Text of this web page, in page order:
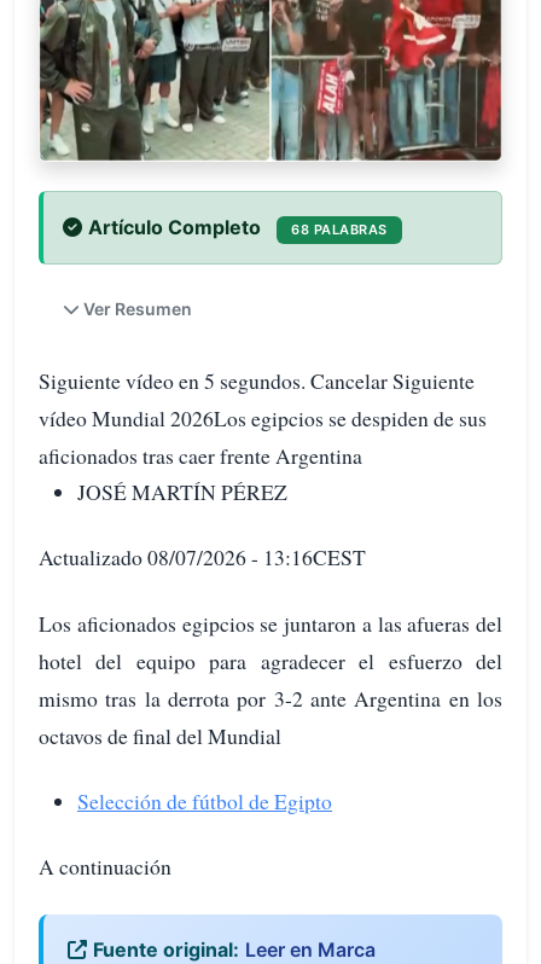
Artículo Completo 68 PALABRAS
Ver Resumen
Siguiente vídeo en 5 segundos. Cancelar Siguiente
vídeo Mundial 2026Los egipcios se despiden de sus
aficionados tras caer frente Argentina
JOSÉ MARTÍN PÉREZ
Actualizado 08/07/2026 - 13:16CEST
Los aficionados egipcios se juntaron a las afueras del
hotel del equipo para agradecer el esfuerzo del
mismo tras la derrota por 3-2 ante Argentina en los
octavos de final del Mundial
Selección de fútbol de Egipto
A continuación
Fuente original: Leer en Marca